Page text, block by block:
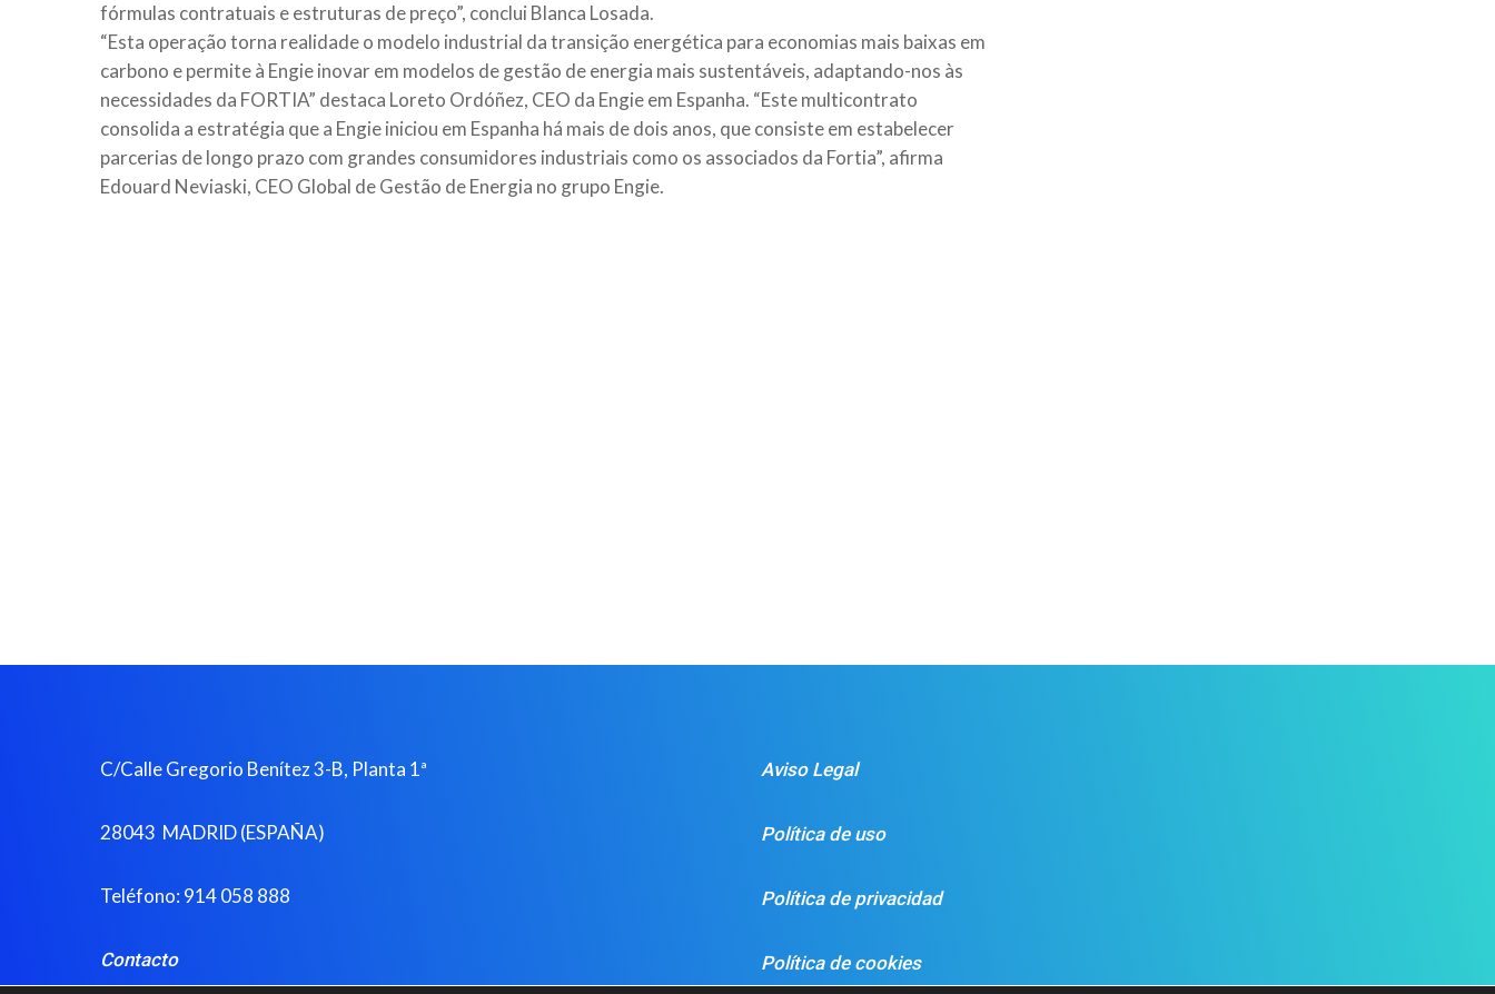
fórmulas contratuais e estruturas de preço”, conclui Blanca Losada.
“Esta operação torna realidade o modelo industrial da transição energética para economias mais baixas em
carbono e permite à Engie inovar em modelos de gestão de energia mais sustentáveis, adaptando-nos às
necessidades da FORTIA” destaca Loreto Ordóñez, CEO da Engie em Espanha. “Este multicontrato
consolida a estratégia que a Engie iniciou em Espanha há mais de dois anos, que consiste em estabelecer
parcerias de longo prazo com grandes consumidores industriais como os associados da Fortia”, afirma
Edouard Neviaski, CEO Global de Gestão de Energia no grupo Engie.
C/Calle Gregorio Benítez 3-B, Planta 1ª
28043 MADRID (ESPAÑA)
Teléfono: 914 058 888
Contacto
Aviso Legal
Política de uso
Política de privacidad
Política de cookies